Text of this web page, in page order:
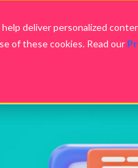
deliver personalized
of these cookies. Read our